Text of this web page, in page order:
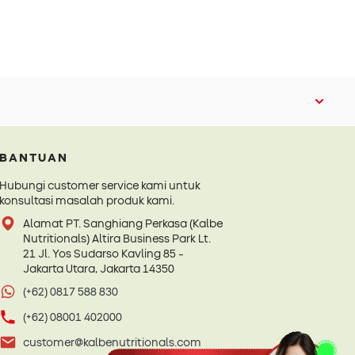
BANTUAN
Hubungi customer service kami untuk
konsultasi masalah produk kami.
Alamat PT. Sanghiang Perkasa (Kalbe
Nutritionals) Altira Business Park Lt.
21 Jl. Yos Sudarso Kavling 85 -
Jakarta Utara, Jakarta 14350
(+62) 0817 588 830
(+62) 08001 402000
customer@kalbenutritionals.com